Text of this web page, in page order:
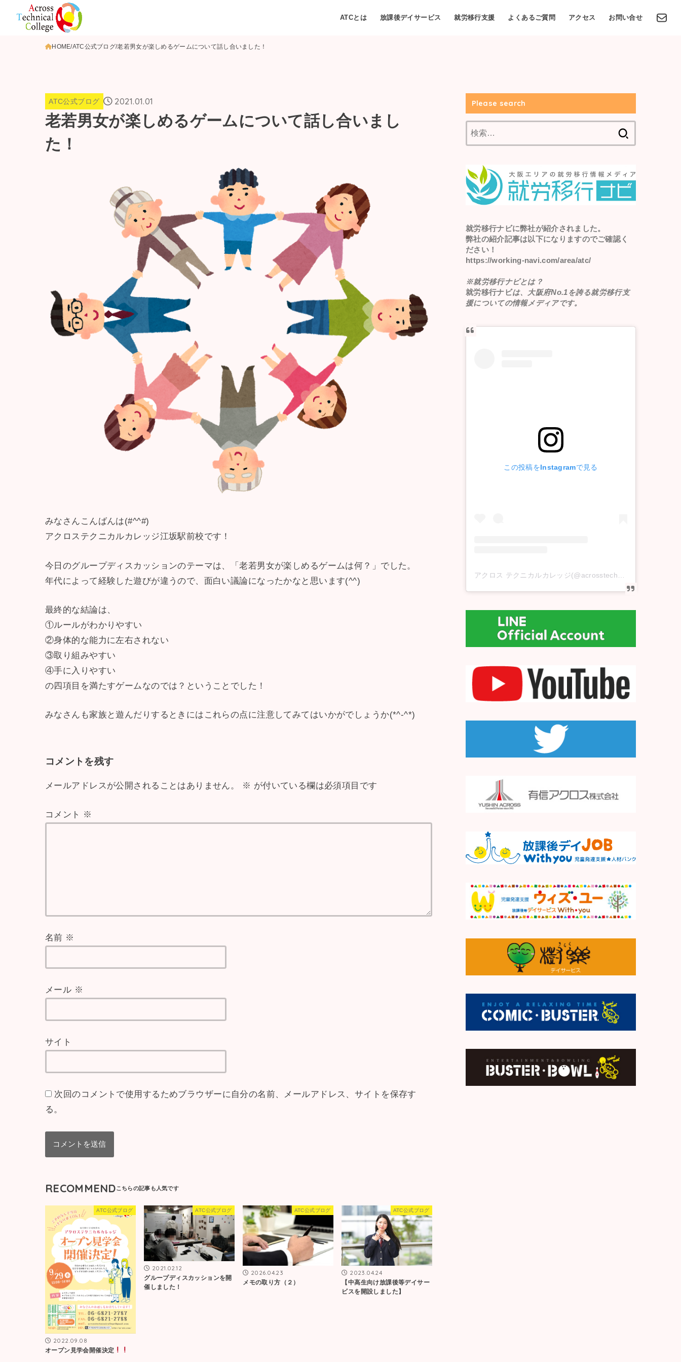
ATCとは 放課後デイサービス 就労移行支援 よくあるご質問 アクセス お問い合せ
HOME ATC公式ブログ 老若男女が楽しめるゲームについて話し合いました！
ATC公式ブログ 2021.01.01
老若男女が楽しめるゲームについて話し合いまし
た！
みなさんこんばんは(#^^#)
アクロステクニカルカレッジ江坂駅前校です！
今日のグループディスカッションのテーマは、「老若男女が楽しめるゲームは何？」でした。
年代によって経験した遊びが違うので、面白い議論になったかなと思います(^^)
最終的な結論は、
①ルールがわかりやすい
②身体的な能力に左右されない
③取り組みやすい
④手に入りやすい
の四項目を満たすゲームなのでは？ということでした！
みなさんも家族と遊んだりするときにはこれらの点に注意してみてはいかがでしょうか(*^-^*)
コメントを残す
メールアドレスが公開されることはありません。 ※ が付いている欄は必須項目です
コメント ※
名前 ※
メール ※
サイト
次回のコメントで使用するためブラウザーに自分の名前、メールアドレス、サイトを保存す
る。
RECOMMEND
ATC公式ブログ
2022.09.08
オープン見学会開催決定
ATC公式ブログ
2021.02.12
グループディスカッションを開
催しました！
ATC公式ブログ
2026.04.23
メモの取り方（２）
ATC公式ブログ
2023.04.24
【中高生向け放課後等デイサー
ビスを開設しました】
Please search
就労移行ナビに弊社が紹介されました。
弊社の紹介記事は以下になりますのでご確認く
ださい！
https://working-navi.com/area/atc/
※就労移行ナビとは？
就労移行ナビは、大阪府No.1を誇る就労移行支
援についての情報メディアです。
この投稿をInstagramで見る
アクロス テクニカルカレッジ(@acrosstechnicalcollege)がシェアした投稿